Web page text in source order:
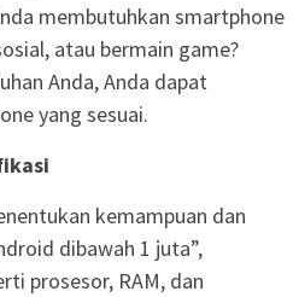
membutuhkan smartphone
atau bermain game?
Anda, Anda dapat
yang sesuai.
kemampuan dan
dibawah 1 juta”,
prosesor, RAM, dan